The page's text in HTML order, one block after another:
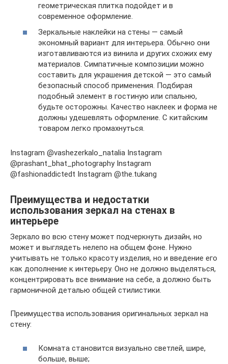
геометрическая плитка подойдет и в
современное оформление.
Зеркальные наклейки на стены — самый
экономный вариант для интерьера. Обычно они
изготавливаются из винила и других схожих ему
материалов. Симпатичные композиции можно
составить для украшения детской — это самый
безопасный способ применения. Подбирая
подобный элемент в гостиную или спальню,
будьте осторожны. Качество наклеек и форма не
должны удешевлять оформление. С китайским
товаром легко промахнуться.
Instagram @vashezerkalo_natalia Instagram
@prashant_bhat_photography Instagram
@fashionaddictedt Instagram @the.tukang
Преимущества и недостатки
использования зеркал на стенах в
интерьере
Зеркало во всю стену может подчеркнуть дизайн, но
может и выглядеть нелепо на общем фоне. Нужно
учитывать не только красоту изделия, но и введение его
как дополнение к интерьеру. Оно не должно выделяться,
концентрировать все внимание на себе, а должно быть
гармоничной деталью общей стилистики.
Преимущества использования оригинальных зеркал на
стену:
Комната становится визуально светлей, шире,
больше, выше;